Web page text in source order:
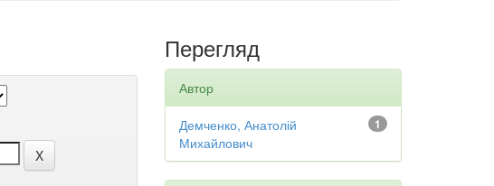
Перегляд
Автор
1
Демченко, Анатолій
Михайлович